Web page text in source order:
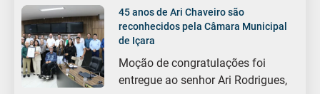
45 anos de Ari Chaveiro são
reconhecidos pela Câmara Municipal
de Içara
Moção de congratulações foi
entregue ao senhor Ari Rodrigues,